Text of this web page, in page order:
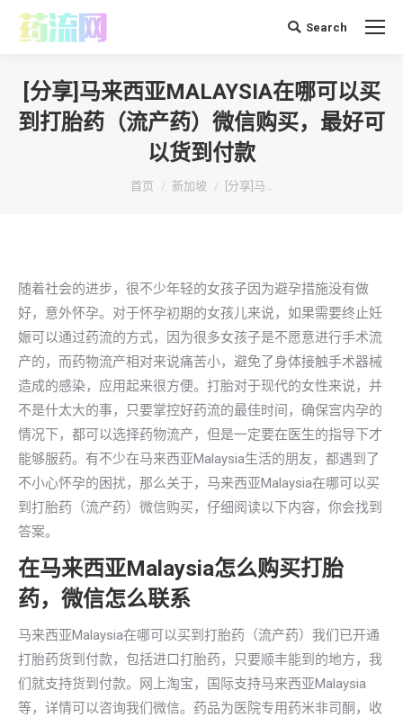
搜 Search
[分享]马来西亚MALAYSIA在哪可以买
到打胎药（流产药）微信购买，最好可
以货到付款
你在这里：
首页 新加坡 [分享]马…
随着社会的进步，很不少年轻的女孩子因为避孕措施没有做
好，意外怀孕。对于怀孕初期的女孩儿来说，如果需要终止妊
娠可以通过药流的方式，因为很多女孩子是不愿意进行手术流
产的，而药物流产相对来说痛苦小，避免了身体接触手术器械
造成的感染，应用起来很方便。打胎对于现代的女性来说，并
不是什太大的事，只要掌控好药流的最佳时间，确保宫内孕的
情况下，都可以选择药物流产，但是一定要在医生的指导下才
能够服药。有不少在马来西亚Malaysia生活的朋友，都遇到了
不小心怀孕的困扰，那么关于，马来西亚Malaysia在哪可以买
到打胎药（流产药）微信购买，仔细阅读以下内容，你会找到
答案。
在马来西亚Malaysia怎么购买打胎
药，微信怎么联系
马来西亚Malaysia在哪可以买到打胎药（流产药）我们已开通
打胎药货到付款，包括进口打胎药，只要顺丰能到的地方，我
们就支持货到付款。网上淘宝，国际支持马来西亚Malaysia
等，详情可以咨询我们微信。药品为医院专用药米非司酮，收